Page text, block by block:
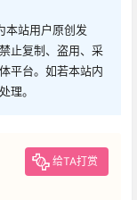
本站用户原创发
止复制、盗用、采
平台。如若本站内
理。
给TA打赏